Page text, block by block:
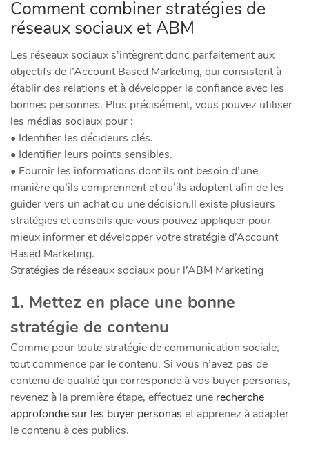
​Comment combiner stratégies de
réseaux sociaux et ABM
Les réseaux sociaux s’intègrent donc parfaitement aux
objectifs de l’Account Based Marketing, qui consistent à
établir des relations et à développer la confiance avec les
bonnes personnes. Plus précisément, vous pouvez utiliser
les médias sociaux pour :
• Identifier les décideurs clés.
• Identifier leurs points sensibles.
• Fournir les informations dont ils ont besoin d’une
manière qu’ils comprennent et qu’ils adoptent afin de les
guider vers un achat ou une décision.Il existe plusieurs
stratégies et conseils que vous pouvez appliquer pour
mieux informer et développer votre stratégie d’Account
Based Marketing.
Stratégies de réseaux sociaux pour l’ABM Marketing
1. Mettez en place une bonne
stratégie de contenu
Comme pour toute stratégie de communication sociale,
tout commence par le contenu. Si vous n’avez pas de
contenu de qualité qui corresponde à vos buyer personas,
revenez à la première étape, effectuez une recherche
approfondie sur les buyer personas et apprenez à adapter
le contenu à ces publics.